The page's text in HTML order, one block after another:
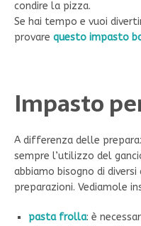
condire la pizza.
Se hai tempo e vuoi
provare questo impasto
Impasto
A differenza delle
sempre l’utilizzo del
abbiamo bisogno di
preparazioni. Vediamole
pasta frolla: è